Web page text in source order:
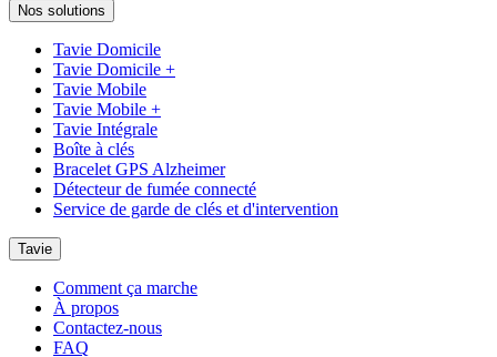
Nos solutions
Tavie Domicile
Tavie Domicile +
Tavie Mobile
Tavie Mobile +
Tavie Intégrale
Boîte à clés
Bracelet GPS Alzheimer
Détecteur de fumée connecté
Service de garde de clés et d'intervention
Tavie
Comment ça marche
À propos
Contactez-nous
FAQ